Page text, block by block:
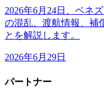
2026年6月24日、ベネ
の混乱、渡航情報、補
とを解説します。
2026年6月29日
パートナー